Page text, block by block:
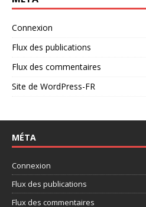
Connexion
Flux des publications
Flux des commentaires
Site de WordPress-FR
MÉTA
Connexion
Flux des publications
Flux des commentaires